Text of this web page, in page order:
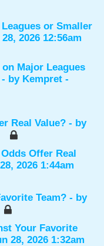
or Smaller
2026 12:56am
Major Leagues
- by Kempret -
Real Value? - by
Offer Real
2026 1:44am
Team? - by
Your Favorite
28, 2026 1:32am